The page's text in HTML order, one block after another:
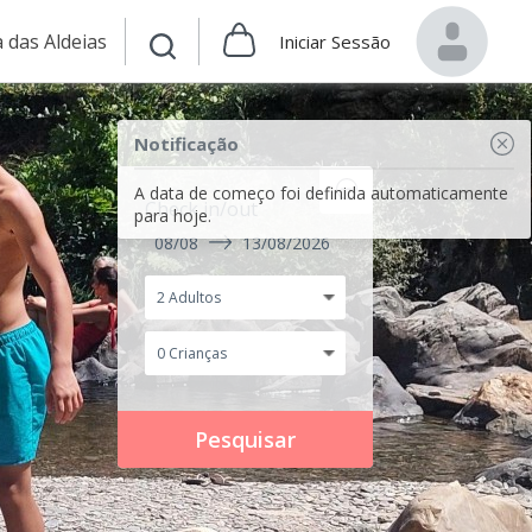
das Aldeias Iniciar Sessão
Notificação
A data de começo foi definida automaticamente
para hoje.
Check in/out
08/08 13/08/2026